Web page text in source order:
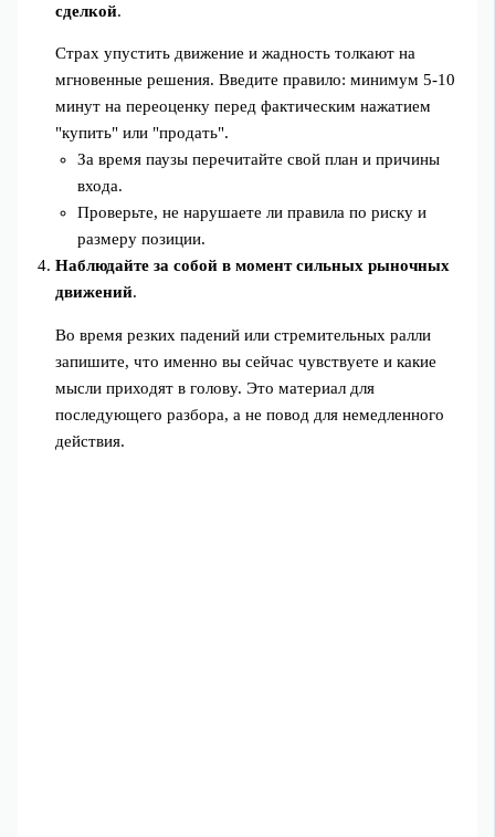
сделкой.
Страх упустить движение и жадность толкают на
мгновенные решения. Введите правило: минимум 5-10
минут на переоценку перед фактическим нажатием
"купить" или "продать".
За время паузы перечитайте свой план и причины
входа.
Проверьте, не нарушаете ли правила по риску и
размеру позиции.
Наблюдайте за собой в момент сильных рыночных
движений.
Во время резких падений или стремительных ралли
запишите, что именно вы сейчас чувствуете и какие
мысли приходят в голову. Это материал для
последующего разбора, а не повод для немедленного
действия.